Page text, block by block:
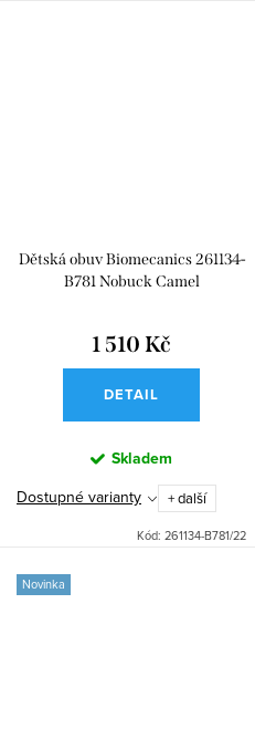
Dětská obuv Biomecanics 261134-
B781 Nobuck Camel
1 510 Kč
DETAIL
Skladem
Dostupné varianty + další
Kód: 261134-B781/22
Novinka